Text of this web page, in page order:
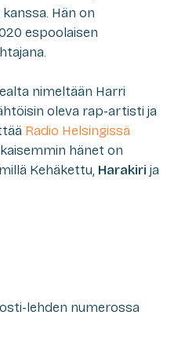
Hän on
espoolaisen
nimeltään Harri
oleva rap-artisti ja
Radio Helsingissä
hänet on
Kehäkettu, Harakiri ja
lehden numerossa